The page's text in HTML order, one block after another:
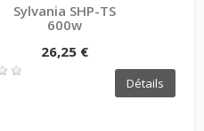
Sylvania SHP-TS
600w
26,25 €
Détails